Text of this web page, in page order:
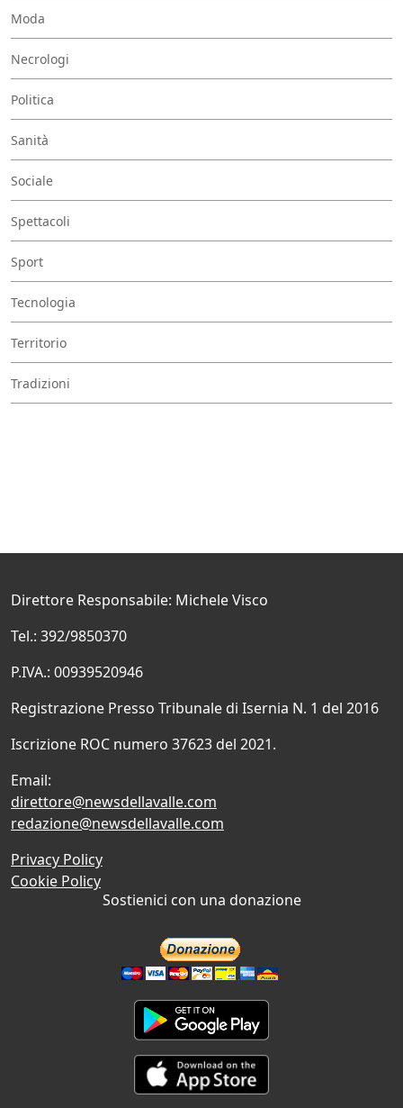
Moda
Necrologi
Politica
Sanità
Sociale
Spettacoli
Sport
Tecnologia
Territorio
Tradizioni
Direttore Responsabile: Michele Visco
Tel.: 392/9850370
P.IVA.: 00939520946
Registrazione Presso Tribunale di Isernia N. 1 del 2016
Iscrizione ROC numero 37623 del 2021.
Email:
direttore@newsdellavalle.com
redazione@newsdellavalle.com
Privacy Policy
Cookie Policy
Sostienici con una donazione